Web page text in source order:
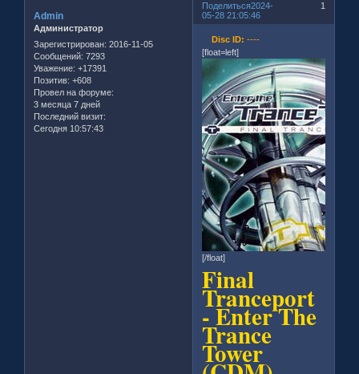
Поделиться 1
2024-
05-28 21:05:46
Admin
Администратор
Зарегистрирован: 2016-11-05
Сообщений: 7293
Уважение: +17391
Позитив: +608
Провел на форуме:
3 месяца 7 дней
Последний визит:
Сегодня 10:57:43
Disc ID: ----
[float=left]
[/float]
Final
Tranceport
- Enter The
Trance
Tower